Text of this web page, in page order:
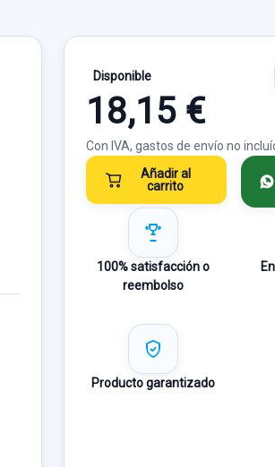
Disponible
18,15 €
Con IVA, gastos de envío no
Añadir al
carrito
100% satisfacción o
reembolso
Producto garantizado